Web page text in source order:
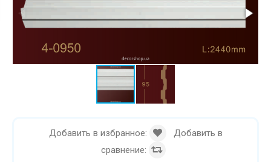
Добавить в избранное:
Добавить в
сравнение: